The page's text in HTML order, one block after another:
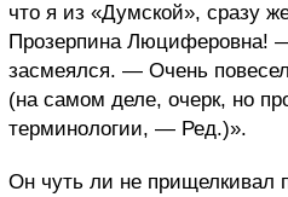
что я из «Думской», сразу
Прозерпина Люциферовна!
засмеялся. — Очень
(на самом деле, очерк, но
терминологии, — Ред.)».
Он чуть ли не прищелкивал